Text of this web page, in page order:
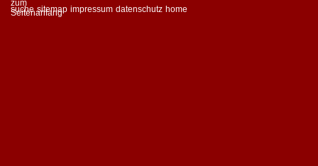
suche sitemap impressum datenschutz home